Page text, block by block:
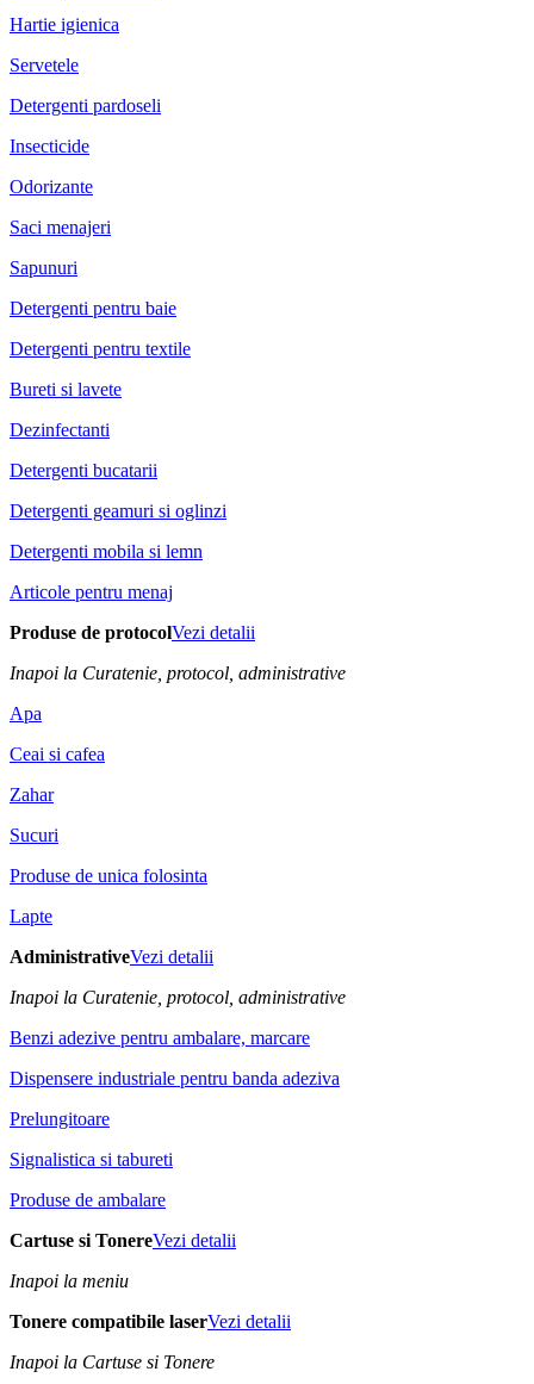
Hartie igienica
Servetele
Detergenti pardoseli
Insecticide
Odorizante
Saci menajeri
Sapunuri
Detergenti pentru baie
Detergenti pentru textile
Bureti si lavete
Dezinfectanti
Detergenti bucatarii
Detergenti geamuri si oglinzi
Detergenti mobila si lemn
Articole pentru menaj
Produse de protocolVezi detalii
Inapoi la Curatenie, protocol, administrative
Apa
Ceai si cafea
Zahar
Sucuri
Produse de unica folosinta
Lapte
AdministrativeVezi detalii
Inapoi la Curatenie, protocol, administrative
Benzi adezive pentru ambalare, marcare
Dispensere industriale pentru banda adeziva
Prelungitoare
Signalistica si tabureti
Produse de ambalare
Cartuse si TonereVezi detalii
Inapoi la meniu
Tonere compatibile laserVezi detalii
Inapoi la Cartuse si Tonere